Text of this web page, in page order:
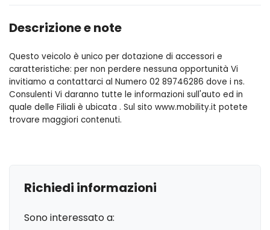
Allarme perimetrico
Apertura portellone posteriore elettrica (apertura /chiusura)
Apple carplay
Avviso cinture di sicurezza
Cambio automatico
dark grey/diamond turned contras.
Descrizione e note
Questo veicolo è unico per dotazione di accessori e
caratteristiche: per non perdere nessuna opportunità Vi
invitiamo a contattarci al Numero 02 89746286 dove i ns.
Consulenti Vi daranno tutte le informazioni sull'auto ed in
quale delle Filiali è ubicata . Sul sito www.mobility.it potete
trovare maggiori contenuti.
Richiedi informazioni
Sono interessato a: